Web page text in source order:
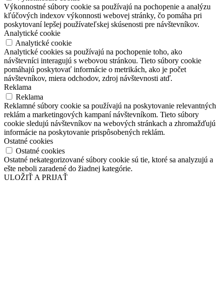
Výkonnostné súbory cookie sa používajú na pochopenie a analýzu
kľúčových indexov výkonnosti webovej stránky, čo pomáha pri
poskytovaní lepšej používateľskej skúsenosti pre návštevníkov.
Analytické cookie
Analytické cookie
Analytické cookies sa používajú na pochopenie toho, ako
návštevníci interagujú s webovou stránkou. Tieto súbory cookie
pomáhajú poskytovať informácie o metrikách, ako je počet
návštevníkov, miera odchodov, zdroj návštevnosti atď.
Reklama
Reklama
Reklamné súbory cookie sa používajú na poskytovanie relevantných
reklám a marketingových kampaní návštevníkom. Tieto súbory
cookie sledujú návštevníkov na webových stránkach a zhromažďujú
informácie na poskytovanie prispôsobených reklám.
Ostatné cookies
Ostatné cookies
Ostatné nekategorizované súbory cookie sú tie, ktoré sa analyzujú a
ešte neboli zaradené do žiadnej kategórie.
ULOŽIŤ A PRIJAŤ